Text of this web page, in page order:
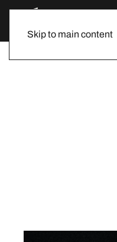
Skip to main content